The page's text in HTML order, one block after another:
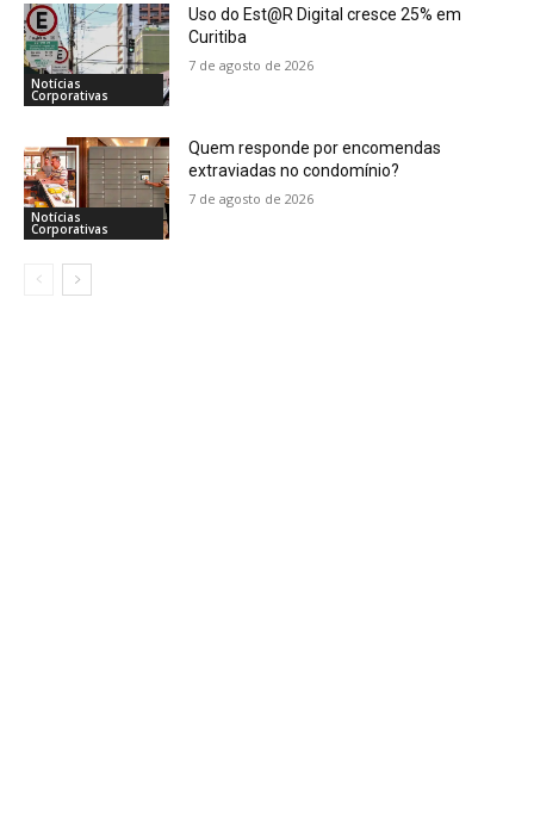
Notícias
Corporativas
Uso do Est@R Digital cresce 25% em
Curitiba
7 de agosto de 2026
Notícias
Corporativas
Quem responde por encomendas
extraviadas no condomínio?
7 de agosto de 2026